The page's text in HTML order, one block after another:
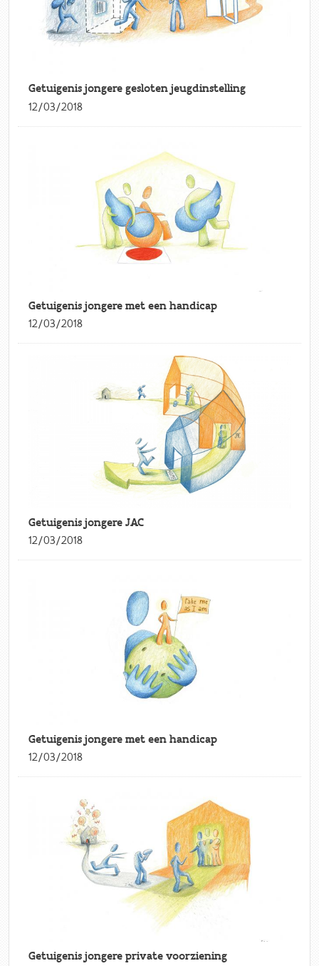
Getuigenis jongere gesloten jeugdinstelling
12/03/2018
Getuigenis jongere met een handicap
12/03/2018
Getuigenis jongere JAC
12/03/2018
Getuigenis jongere met een handicap
12/03/2018
Getuigenis jongere private voorziening